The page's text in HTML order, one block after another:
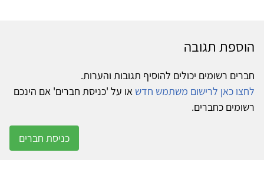
הוספת תגובה
חברים רשומים יכולים להוסיף תגובות והערות.
לחצו כאן לרישום משתמש חדש או על 'כניסת חברים' אם הינכם
רשומים כחברים.
כניסת חברים